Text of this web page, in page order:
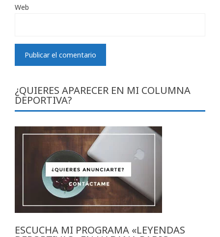
Web
¿QUIERES APARECER EN MI COLUMNA
DEPORTIVA?
ESCUCHA MI PROGRAMA «LEYENDAS